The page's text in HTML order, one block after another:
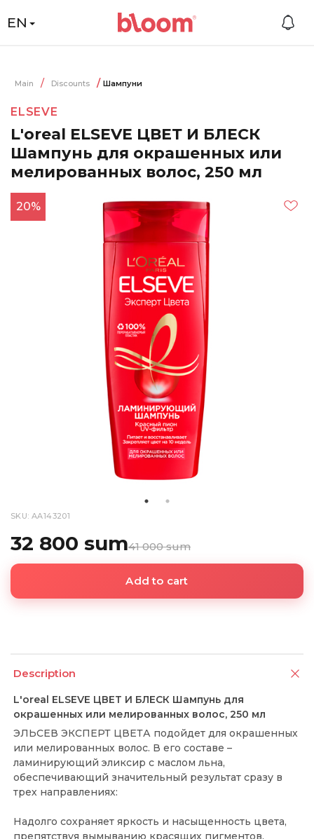
EN
Main Discounts Шампуни
ELSEVE
L'oreal ELSEVE ЦВЕТ И БЛЕСК
Шампунь для окрашенных или
мелированных волос, 250 мл
20%
SKU: AA143201
32 800 sum41 000 sum
Add to cart
Description
L'oreal ELSEVE ЦВЕТ И БЛЕСК Шампунь для
окрашенных или мелированных волос, 250 мл
ЭЛЬСЕВ ЭКСПЕРТ ЦВЕТА подойдет для окрашенных
или мелированных волос. В его составе –
ламинирующий эликсир с маслом льна,
обеспечивающий значительный результат сразу в
трех направлениях:
Надолго сохраняет яркость и насыщенность цвета,
препятствуя вымыванию красящих пигментов.